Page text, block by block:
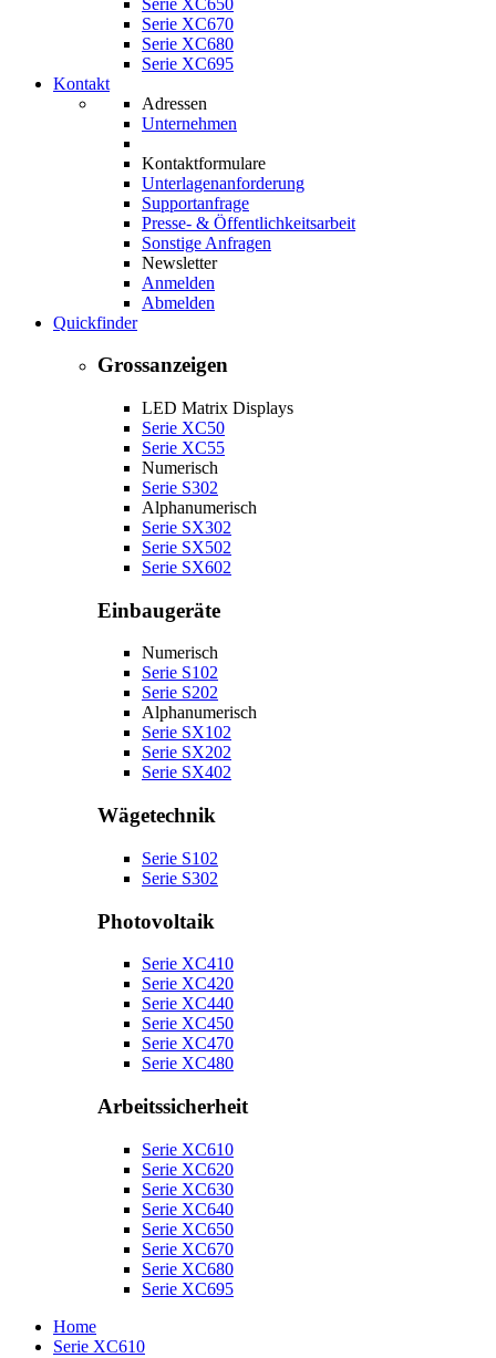
Serie XC670
Serie XC680
Serie XC695
Kontakt
Adressen
Unternehmen
Kontaktformulare
Unterlagenanforderung
Supportanfrage
Presse- & Öffentlichkeitsarbeit
Sonstige Anfragen
Newsletter
Anmelden
Abmelden
Quickfinder
Grossanzeigen
LED Matrix Displays
Serie XC50
Serie XC55
Numerisch
Serie S302
Alphanumerisch
Serie SX302
Serie SX502
Serie SX602
Einbaugeräte
Numerisch
Serie S102
Serie S202
Alphanumerisch
Serie SX102
Serie SX202
Serie SX402
Wägetechnik
Serie S102
Serie S302
Photovoltaik
Serie XC410
Serie XC420
Serie XC440
Serie XC450
Serie XC470
Serie XC480
Arbeitssicherheit
Serie XC610
Serie XC620
Serie XC630
Serie XC640
Serie XC650
Serie XC670
Serie XC680
Serie XC695
Home
Serie XC610